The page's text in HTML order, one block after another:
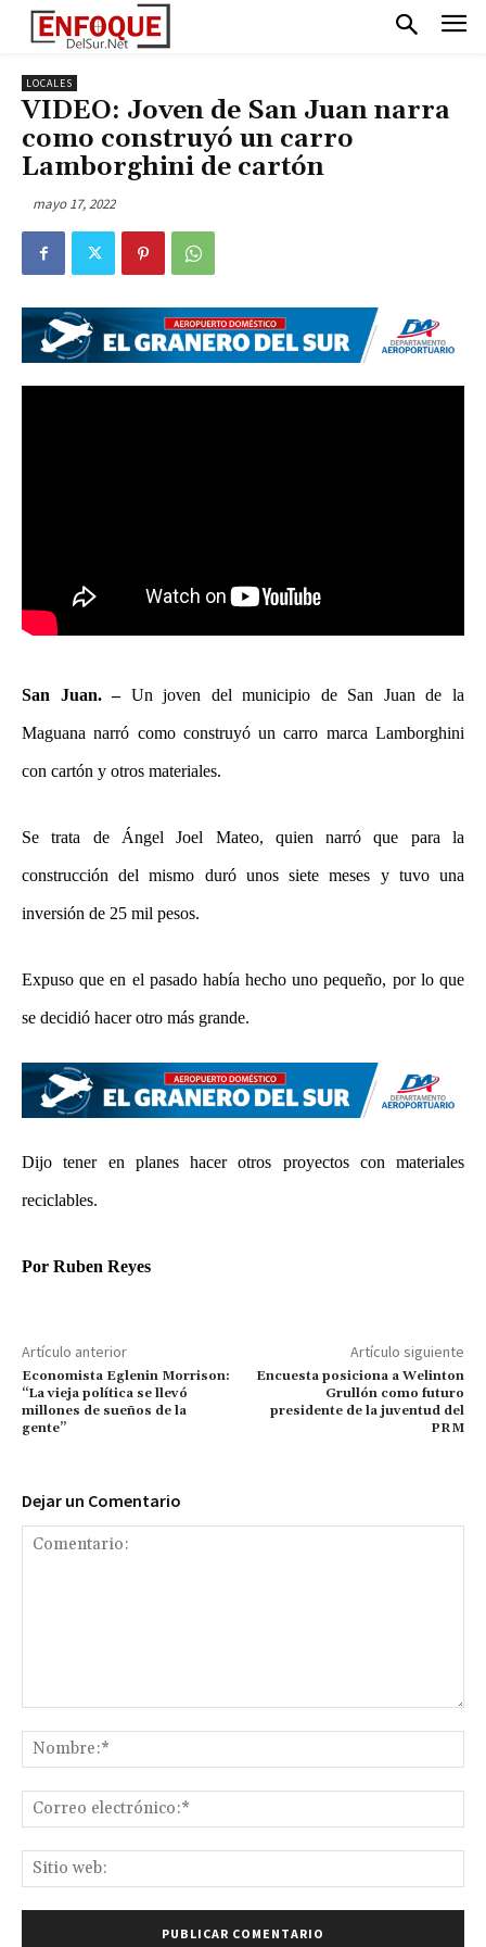
LOCALES
VIDEO: Joven de San Juan narra
como construyó un carro
Lamborghini de cartón
mayo 17, 2022
San Juan. –Un joven del municipio de San Juan de la
Maguana narró como construyó un carro marca Lamborghini
con cartón y otros materiales.
Se trata de Ángel Joel Mateo, quien narró que para la
construcción del mismo duró unos siete meses y tuvo una
inversión de 25 mil pesos.
Expuso que en el pasado había hecho uno pequeño, por lo que
se decidió hacer otro más grande.
Dijo tener en planes hacer otros proyectos con materiales
reciclables.
Por Ruben Reyes
Artículo anterior
Economista Eglenin Morrison:
“La vieja política se llevó
millones de sueños de la
gente”
Artículo siguiente
Encuesta posiciona a Welinton
Grullón como futuro
presidente de la juventud del
PRM
Dejar un Comentario